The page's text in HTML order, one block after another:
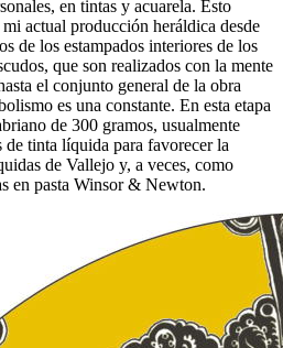
en tintas y acuarela. Esto
actual producción heráldica desde
de los estampados interiores de los
que son realizados con la mente
el conjunto general de la obra
es una constante. En esta etapa
de 300 gramos, usualmente
de tinta líquida para favorecer la
de Vallejo y, a veces, como
en pasta Winsor & Newton.